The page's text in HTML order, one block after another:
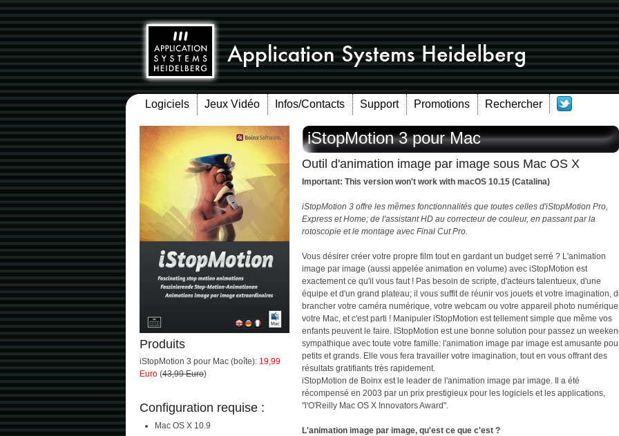
Logiciels Jeux Vidéo Infos/Contacts Support Promotions Rechercher
Produits
iStopMotion 3 pour Mac (boîte): 19,99
Euro (43,99 Euro)
Configuration requise :
Mac OS X 10.9
iStopMotion 3 pour Mac
Outil d'animation image par image sous Mac OS X
Important: This version won't work with macOS 10.15 (Catalina)
iStopMotion 3 offre les mêmes fonctionnalités que toutes celles d'iStopMotion Pro,
Express et Home; de l'assistant HD au correcteur de couleur, en passant par la
rotoscopie et le montage avec Final Cut Pro.
Vous désirer créer votre propre film tout en gardant un budget serré ? L'animation
image par image (aussi appelée animation en volume) avec iStopMotion est
exactement ce qu'il vous faut ! Pas besoin de scripte, d'acteurs talentueux, d'une
équipe et d'un grand plateau; il vous suffit de réunir vos jouets et votre imagination,
brancher votre caméra numérique, votre webcam ou votre appareil photo
votre Mac, et c'est parti ! Manipuler iStopMotion est tellement simple que même vos
enfants peuvent le faire. IStopMotion est une bonne solution pour passez un
sympathique avec toute votre famille: l'animation image par image est amusante
petits et grands. Elle vous fera travailler votre imagination, tout en vous offrant des
résultats gratifiants très rapidement.
iStopMotion de Boinx est le leader de l'animation image par image. Il a été
récompensé en 2003 par un prix prestigieux pour les logiciels et les applications,
"l'O'Reilly Mac OS X Innovators Award".
L'animation image par image, qu'est ce que c'est ?